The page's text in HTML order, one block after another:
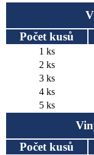
Počet kusů
1 ks
2 ks
3 ks
4 ks
5 ks
Počet kusů